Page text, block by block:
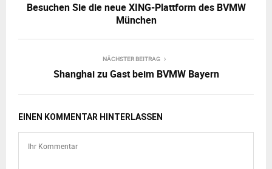
Besuchen Sie die neue XING-Plattform des BVMW
München
NÄCHSTER BEITRAG
Shanghai zu Gast beim BVMW Bayern
EINEN KOMMENTAR HINTERLASSEN